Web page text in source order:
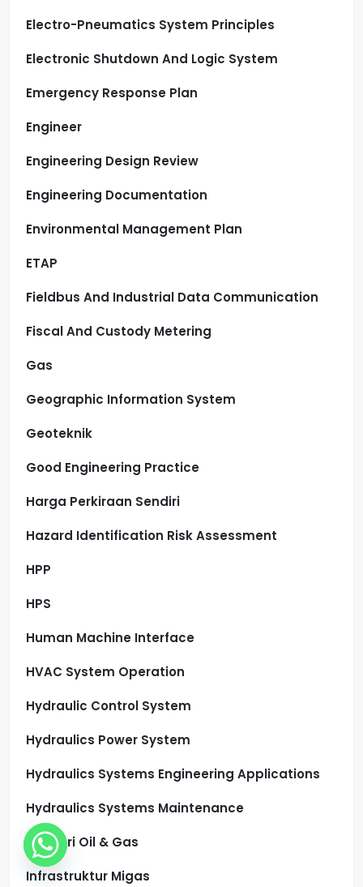
Electro-Pneumatics System Principles
Electronic Shutdown And Logic System
Emergency Response Plan
Engineer
Engineering Design Review
Engineering Documentation
Environmental Management Plan
ETAP
Fieldbus And Industrial Data Communication
Fiscal And Custody Metering
Gas
Geographic Information System
Geoteknik
Good Engineering Practice
Harga Perkiraan Sendiri
Hazard Identification Risk Assessment
HPP
HPS
Human Machine Interface
HVAC System Operation
Hydraulic Control System
Hydraulics Power System
Hydraulics Systems Engineering Applications
Hydraulics Systems Maintenance
Industri Oil & Gas
Infrastruktur Migas